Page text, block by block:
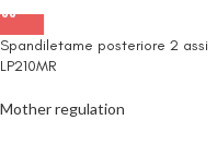
Spandiletame posteriore 2 assi
LP210MR
Mother regulation